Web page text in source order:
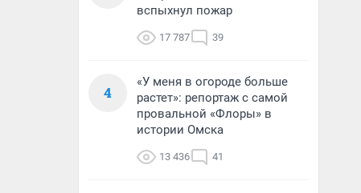
вспыхнул пожар
17 787 39
4
«У меня в огороде больше
растет»: репортаж с самой
провальной «Флоры» в
истории Омска
13 436 41